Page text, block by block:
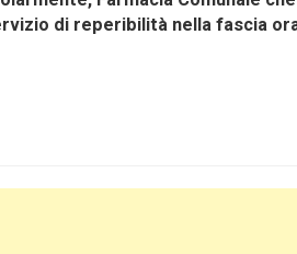
di reperibilità nella fascia